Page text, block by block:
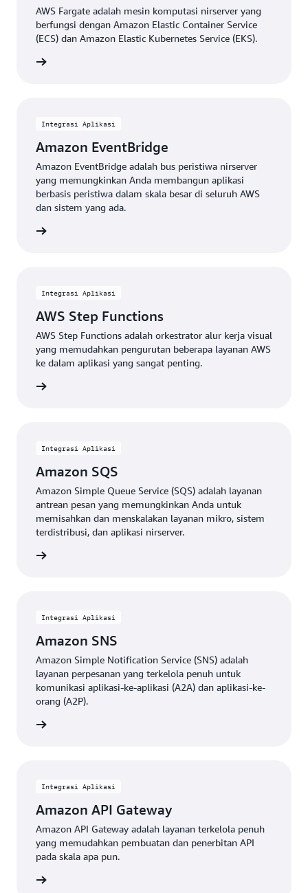
AWS Fargate adalah mesin komputasi nirserver yang
berfungsi dengan Amazon Elastic Container Service
(ECS) dan Amazon Elastic Kubernetes Service (EKS).
Integrasi Aplikasi
Amazon EventBridge
Amazon EventBridge adalah bus peristiwa nirserver
yang memungkinkan Anda membangun aplikasi
berbasis peristiwa dalam skala besar di seluruh AWS
dan sistem yang ada.
Integrasi Aplikasi
AWS Step Functions
AWS Step Functions adalah orkestrator alur kerja visual
yang memudahkan pengurutan beberapa layanan AWS
ke dalam aplikasi yang sangat penting.
Integrasi Aplikasi
Amazon SQS
Amazon Simple Queue Service (SQS) adalah layanan
antrean pesan yang memungkinkan Anda untuk
memisahkan dan menskalakan layanan mikro, sistem
terdistribusi, dan aplikasi nirserver.
Integrasi Aplikasi
Amazon SNS
Amazon Simple Notification Service (SNS) adalah
layanan perpesanan yang terkelola penuh untuk
komunikasi aplikasi-ke-aplikasi (A2A) dan aplikasi-ke-
orang (A2P).
Integrasi Aplikasi
Amazon API Gateway
Amazon API Gateway adalah layanan terkelola penuh
yang memudahkan pembuatan dan penerbitan API
pada skala apa pun.